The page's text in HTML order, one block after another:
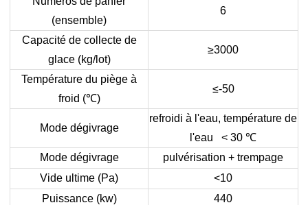
(ensemble)
6
Capacité de collecte de
glace (kg/lot)
≥3000
Température du piège à
froid (℃)
≤-50
Mode dégivrage
refroidi à l'eau, température de
l'eau < 30 ℃
Mode dégivrage
pulvérisation + trempage
Vide ultime (Pa)
<10
Puissance (kw)
440